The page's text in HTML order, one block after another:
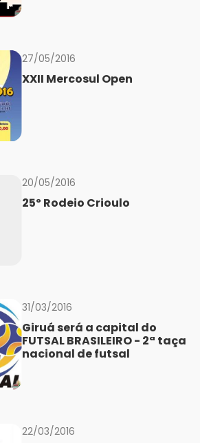
27/05/2016
XXII Mercosul Open
20/05/2016
25º Rodeio Crioulo
31/03/2016
Giruá será a capital do
FUTSAL BRASILEIRO - 2ª taça
nacional de futsal
22/03/2016